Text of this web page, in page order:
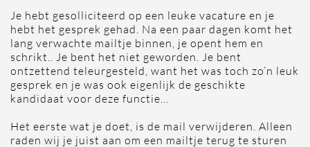
Je hebt gesolliciteerd op een leuke vacature en je
hebt het gesprek gehad. Na een paar dagen komt het
lang verwachte mailtje binnen, je opent hem en
schrikt.. Je bent het niet geworden. Je bent
ontzettend teleurgesteld, want het was toch zo’n leuk
gesprek en je was ook eigenlijk de geschikte
kandidaat voor deze functie…
Het eerste wat je doet, is de mail verwijderen. Alleen
raden wij je juist aan om een mailtje terug te sturen